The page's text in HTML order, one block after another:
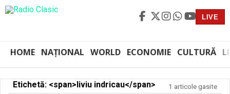
LIVE
HOME NAȚIONAL WORLD ECONOMIE CULTURĂ
Etichetă: <span>liviu indricau</span> 1 articole gasite